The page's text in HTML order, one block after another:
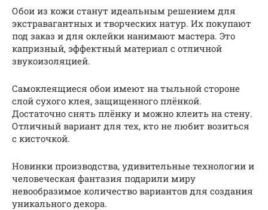
Обои из кожи станут идеальным решением для
экстравагантных и творческих натур. Их покупают
под заказ и для оклейки нанимают мастера. Это
капризный, эффектный материал с отличной
звукоизоляцией.
Самоклеящиеся обои имеют на тыльной стороне
слой сухого клея, защищенного плёнкой.
Достаточно снять плёнку и можно клеить на стену.
Отличный вариант для тех, кто не любит возиться
с кисточкой.
Новинки производства, удивительные технологии и
человеческая фантазия подарили миру
невообразимое количество вариантов для создания
уникального декора.